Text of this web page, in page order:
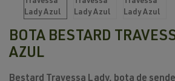
BOTA BESTARD
AZUL